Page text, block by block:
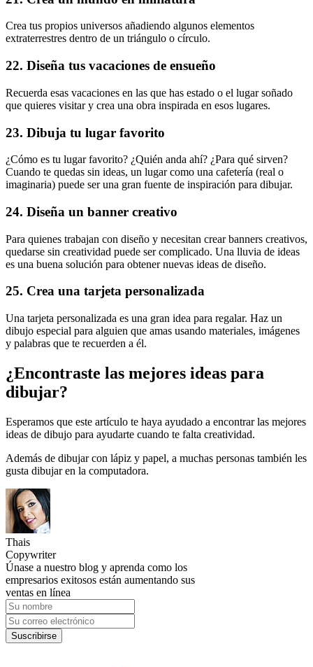
Crea tus propios universos añadiendo algunos elementos
extraterrestres dentro de un triángulo o círculo.
22. Diseña tus vacaciones de ensueño
Recuerda esas vacaciones en las que has estado o el lugar soñado
que quieres visitar y crea una obra inspirada en esos lugares.
23. Dibuja tu lugar favorito
¿Cómo es tu lugar favorito? ¿Quién anda ahí? ¿Para qué sirven?
Cuando te quedas sin ideas, un lugar como una cafetería (real o
imaginaria) puede ser una gran fuente de inspiración para dibujar.
24. Diseña un banner creativo
Para quienes trabajan con diseño y necesitan crear banners creativos,
quedarse sin creatividad puede ser complicado. Una lluvia de ideas
es una buena solución para obtener nuevas ideas de diseño.
25. Crea una tarjeta personalizada
Una tarjeta personalizada es una gran idea para regalar. Haz un
dibujo especial para alguien que amas usando materiales, imágenes
y palabras que te recuerden a él.
¿Encontraste las mejores ideas para
dibujar?
Esperamos que este artículo te haya ayudado a encontrar las mejores
ideas de dibujo para ayudarte cuando te falta creatividad.
Además de dibujar con lápiz y papel, a muchas personas también les
gusta dibujar en la computadora.
Thais
Copywriter
Únase a nuestro blog y aprenda como los
empresarios exitosos están aumentando sus
ventas en línea
Suscribirse